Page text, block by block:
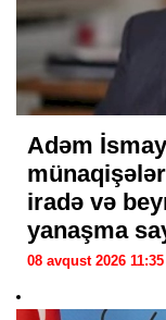
Adəm
münaqişələr
iradə və
yanaşma
08 avqust 2026 11:35